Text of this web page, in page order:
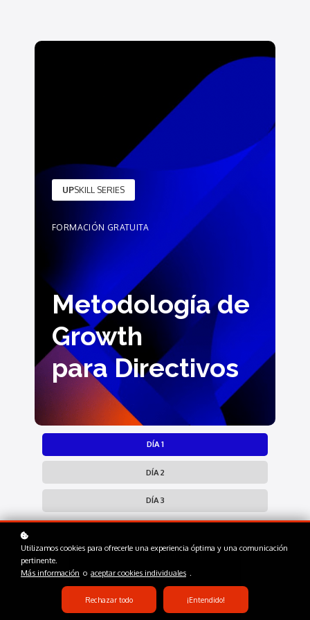
UPSKILL SERIES
FORMACIÓN GRATUITA
Metodología de
Growth
para Directivos
DÍA 1
DÍA 2
DÍA 3
Utilizamos cookies para ofrecerle una experiencia óptima y una comunicación
pertinente.
Más información o aceptar cookies individuales .
Rechazar todo ¡Entendido!